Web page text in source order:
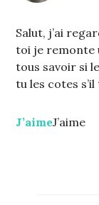
Salut, j’ai
toi je remonte
tous savoir si
tu les cotes
J’aimeJ’aime